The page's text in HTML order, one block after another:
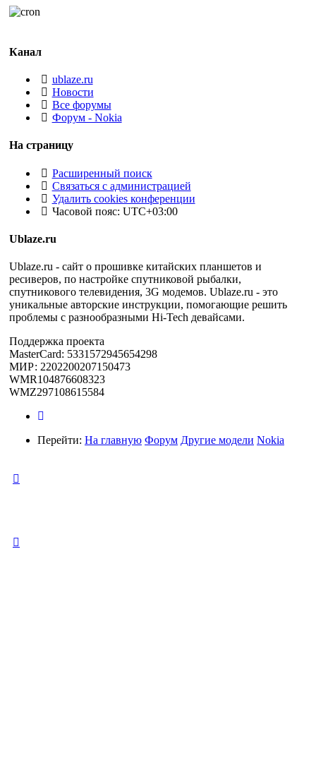
Канал
ublaze.ru
Новости
Все форумы
Форум - Nokia
На страницу
Расширенный поиск
Связаться с администрацией
Удалить cookies конференции
Часовой пояс: UTC+03:00
Ublaze.ru
Ublaze.ru - сайт о прошивке китайских планшетов и
ресиверов, по настройке спутниковой рыбалки,
спутникового телевидения, 3G модемов. Ublaze.ru - это
уникальные авторские инструкции, помогающие решить
проблемы с разнообразными Hi-Tech девайсами.
Поддержка проекта
MasterCard: 5331572945654298
МИР: 2202200207150473
WMR104876608323
WMZ297108615584
Перейти: На главную Форум Другие модели Nokia